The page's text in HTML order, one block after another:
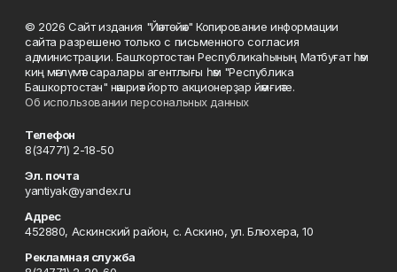
© 2026 Сайт издания "Йәнтөйәк" Копирование информации
сайта разрешено только с письменного согласия
администрации. Башҡортостан Республикаһының Матбуғат һәм
киң мәғлүмәт саралары агентлығы һәм "Республика
Башкортостан" нәшриәт йорто акционерҙар йәмғиәте.
Об использовании персональных данных
Телефон
8(34771) 2-18-50
Эл. почта
yantiyak@yandex.ru
Адрес
452880, Аскинский район, с. Аскино, ул. Блюхера, 10
Рекламная служба